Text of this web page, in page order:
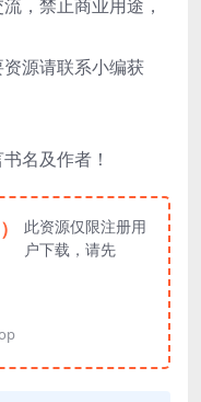
，禁止商业用途，
源请联系小编获
名及作者！
此资源仅限注册用
户下载，请先